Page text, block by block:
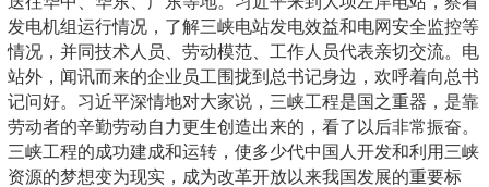
发电机组运行情况，了解三峡电站发电效益和电网安全监控等
情况，并同技术人员、劳动模范、工作人员代表亲切交流。电
站外，闻讯而来的企业员工围拢到总书记身边，欢呼着向总书
记问好。习近平深情地对大家说，三峡工程是国之重器，是靠
劳动者的辛勤劳动自力更生创造出来的，看了以后非常振奋。
三峡工程的成功建成和运转，使多少代中国人开发和利用三峡
资源的梦想变为现实，成为改革开放以来我国发展的重要标